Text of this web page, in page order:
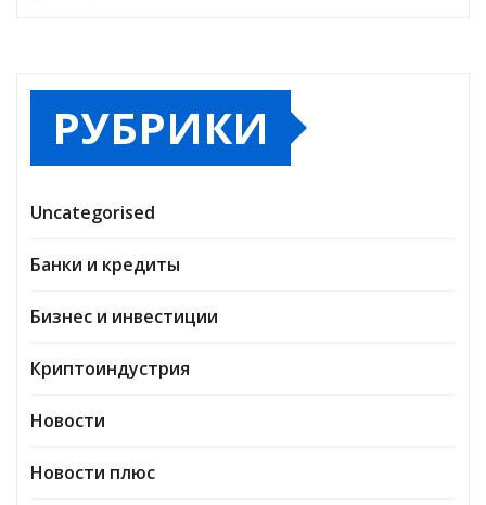
РУБРИКИ
Uncategorised
Банки и кредиты
Бизнес и инвестиции
Криптоиндустрия
Новости
Новости плюс